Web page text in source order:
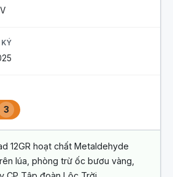
3
12GR hoạt chất Metaldehyde
lúa, phòng trừ ốc bươu vàng,